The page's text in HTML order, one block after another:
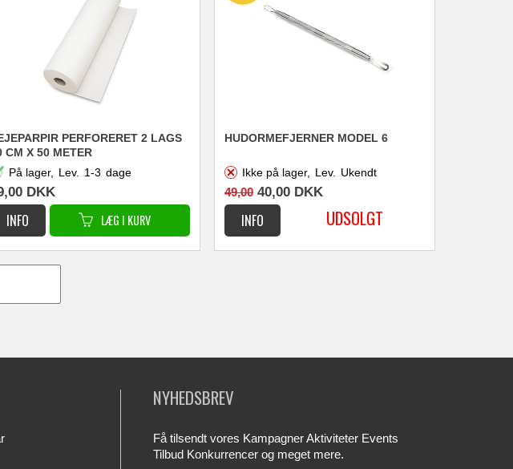
PERFORERET 2 LAGS
CM X 50 METER
På lager,
Lev. 1-3 dage
DKK
HUDORMEFJERNER MODEL 6
Ikke på lager, Lev. Ukendt
49,00 40,00 DKK
NYHEDSBREV
Få tilsendt vores Kampagner Aktiviteter Events
Tilbud Konkurrencer og meget mere.